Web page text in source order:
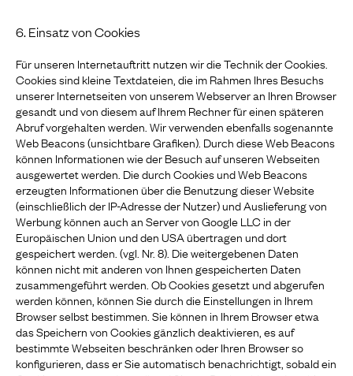
6. Einsatz von Cookies
Für unseren Internetauftritt nutzen wir die Technik der Cookies.
Cookies sind kleine Textdateien, die im Rahmen Ihres Besuchs
unserer Internetseiten von unserem Webserver an Ihren Browser
gesandt und von diesem auf Ihrem Rechner für einen späteren
Abruf vorgehalten werden. Wir verwenden ebenfalls sogenannte
Web Beacons (unsichtbare Grafiken). Durch diese Web Beacons
können Informationen wie der Besuch auf unseren Webseiten
ausgewertet werden. Die durch Cookies und Web Beacons
erzeugten Informationen über die Benutzung dieser Website
(einschließlich der IP-Adresse der Nutzer) und Auslieferung von
Werbung können auch an Server von Google LLC in der
Europäischen Union und den USA übertragen und dort
gespeichert werden. (vgl. Nr. 8). Die weitergebenen Daten
können nicht mit anderen von Ihnen gespeicherten Daten
zusammengeführt werden. Ob Cookies gesetzt und abgerufen
werden können, können Sie durch die Einstellungen in Ihrem
Browser selbst bestimmen. Sie können in Ihrem Browser etwa
das Speichern von Cookies gänzlich deaktivieren, es auf
bestimmte Webseiten beschränken oder Ihren Browser so
konfigurieren, dass er Sie automatisch benachrichtigt, sobald ein